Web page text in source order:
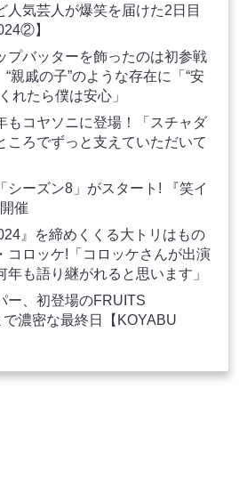
人気芸人が爆笑を届けた2日目
】
プバッターを飾ったのは初参戦
親戚の子”のような存在に「“安
れたら僕は安心」
もコヤソニに登場！「スチャダ
ころでずっと支えていただいて
シーズン8」がスタート! 『笑イ
催
』を締めくくる大トリはもの
コロッケ!「コロッケさんが出演
年も語り継がれると思います」
ー、初登場のFRUITS
濃密な最終日【KOYABU